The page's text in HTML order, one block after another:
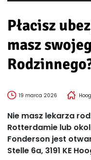
Płacisz
masz
19 marca 2026
Nie masz lekarza
Rotterdamie lub
Fonderson jest
Stelle 6a, 3191 KE